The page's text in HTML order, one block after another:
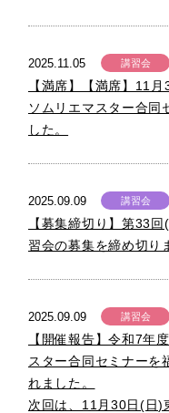
2025.11.05 講習会
【満席】【満席】11
ソムリエマスター合同
した。
2025.09.09 講習会
【募集締切り】第33
習会の募集を締め切り
2025.09.09 講習会
【開催報告】令和7年
スター合同セミナーを
れました。
次回は、11月30日(日)